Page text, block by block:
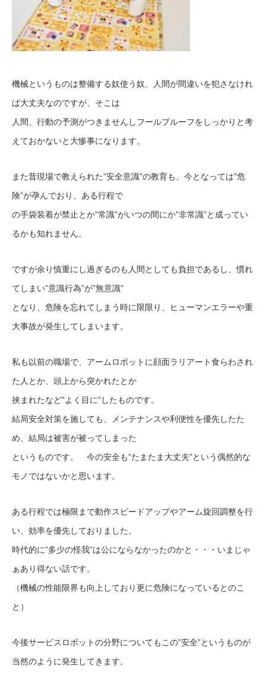
機械というものは整備する奴使う奴、人間が間違いを犯さなけれ
ば大丈夫なのですが、そこは
人間、行動の予測がつきませんしフールプルーフをしっかりと考
えておかないと大惨事になります。
また昔現場で教えられた”安全意識”の教育も、今となっては”危
険”が孕んでおり、ある行程で
の手袋装着が禁止とか”常識”がいつの間にか”非常識”と成ってい
るかも知れません。
ですが余り慎重にし過ぎるのも人間としても負担であるし、慣れ
てしまい”意識行為”が”無意識”
となり、危険を忘れてしまう時に限限り、ヒューマンエラーや重
大事故が発生してしまいます。
私も以前の職場で、アームロボットに顔面ラリアート食らわされ
た人とか、頭上から突かれたとか
挟まれたなど”よく目に”したものです。
結局安全対策を施しても、メンテナンスや利便性を優先したた
め、結局は被害が被ってしまった
というものです。 今の安全も”たまたま大丈夫”という偶然的な
モノではないかと思います。
ある行程では極限まで動作スピードアップやアーム旋回調整を行
い、効率を優先しておりました。
時代的に”多少の怪我”は公にならなかったのかと・・・いまじゃ
ぁあり得ない話です。
（機械の性能限界も向上しており更に危険になっているとのこ
と）
今後サービスロボットの分野についてもこの”安全”というものが
当然のように発生してきます。